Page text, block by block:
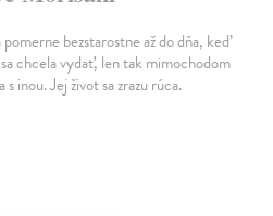
bezstarostne až do dňa, keď
chcela vydať, len tak mimochodom
s inou. Jej život sa zrazu rúca.